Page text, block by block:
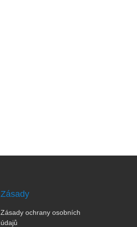
Zásady
Zásady ochrany osobních
údajů